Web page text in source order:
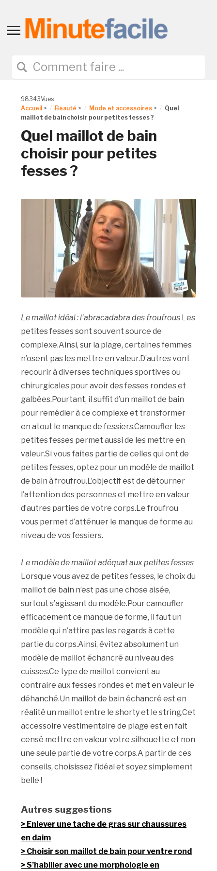
Toggle
navigation
98343Vues
Accueil > Beauté > Mode et accessoires >
Quel
maillot de bain choisir pour petites fesses ?
Quel maillot de bain
choisir pour petites
fesses ?
Le maillot idéal : l’abracadabra des froufrous Les
petites fesses sont souvent source de
complexe.Ainsi, sur la plage, certaines femmes
n’osent pas les mettre en valeur.D’autres vont
recourir à diverses techniques sportives ou
chirurgicales pour avoir des fesses rondes et
galbées.Pourtant, il suffit d’un maillot de bain
pour remédier à ce complexe et transformer
en atout le manque de fessiers.Camoufler les
petites fesses permet aussi de les mettre en
valeur.Si vous faites partie de celles qui ont de
petites fesses, optez pour un modèle de maillot
de bain à froufrou.L’objectif est de détourner
l’attention des personnes et mettre en valeur
d’autres parties de votre corps.Le froufrou
vous permet d’atténuer le manque de forme au
niveau de vos fessiers.
Le modèle de maillot adéquat aux petites fesses
Lorsque vous avez de petites fesses, le choix du
maillot de bain n’est pas une chose aisée,
surtout s’agissant du modèle.Pour camoufler
efficacement ce manque de forme, il faut un
modèle qui n’attire pas les regards à cette
partie du corps.Ainsi, évitez absolument un
modèle de maillot échancré au niveau des
cuisses.Ce type de maillot convient au
contraire aux fesses rondes et met en valeur le
déhanché.Un maillot de bain échancré est en
réalité un maillot entre le shorty et le string.Cet
accessoire vestimentaire de plage est en fait
censé mettre en valeur votre silhouette et non
une seule partie de votre corps.A partir de ces
conseils, choisissez l’idéal et soyez simplement
belle !
Autres suggestions
Enlever une tache de gras sur chaussures
en daim
Choisir son maillot de bain pour ventre rond
S’habiller avec une morphologie en